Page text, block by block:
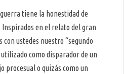
tiene la honestidad de
en el relato del gran
ustedes nuestro “segundo
como disparador de un
procesual o quizás como un